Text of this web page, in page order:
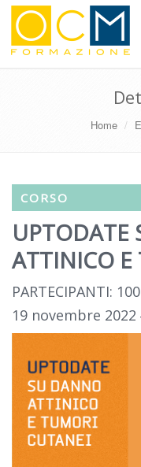
Home
CORSO
UPTODATE
ATTINICO
PARTECIPANTI: 100
19 novembre